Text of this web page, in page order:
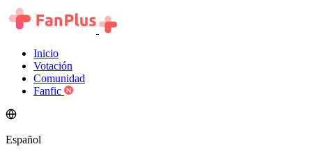
Inicio
Votación
Comunidad
Fanfic
Español